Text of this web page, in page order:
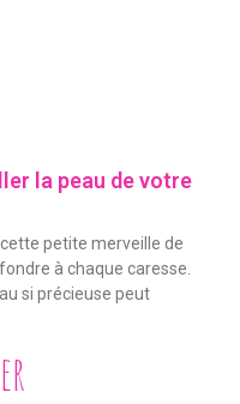
la peau de votre
petite merveille de
à chaque caresse.
si précieuse peut